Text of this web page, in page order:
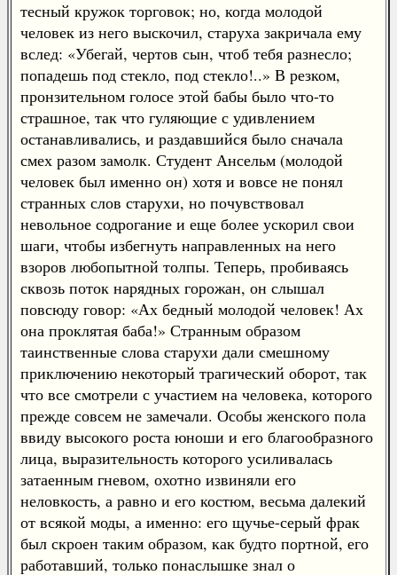
тесный кружок торговок; но, когда молодой
человек из него выскочил, старуха закричала ему
вслед: «Убегай, чертов сын, чтоб тебя разнесло;
попадешь под стекло, под стекло!..» В резком,
пронзительном голосе этой бабы было что-то
страшное, так что гуляющие с удивлением
останавливались, и раздавшийся было сначала
смех разом замолк. Студент Ансельм (молодой
человек был именно он) хотя и вовсе не понял
странных слов старухи, но почувствовал
невольное содрогание и еще более ускорил свои
шаги, чтобы избегнуть направленных на него
взоров любопытной толпы. Теперь, пробиваясь
сквозь поток нарядных горожан, он слышал
повсюду говор: «Ах бедный молодой человек! Ах
она проклятая баба!» Странным образом
таинственные слова старухи дали смешному
приключению некоторый трагический оборот, так
что все смотрели с участием на человека, которого
прежде совсем не замечали. Особы женского пола
ввиду высокого роста юноши и его благообразного
лица, выразительность которого усиливалась
затаенным гневом, охотно извиняли его
неловкость, а равно и его костюм, весьма далекий
от всякой моды, а именно: его щучье-серый фрак
был скроен таким образом, как будто портной, его
работавший, только понаслышке знал о